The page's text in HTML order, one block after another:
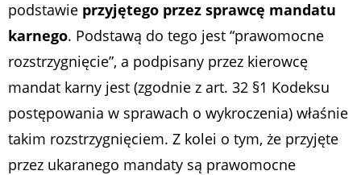
podstawie przyjętego przez sprawcę mandatu
karnego. Podstawą do tego jest “prawomocne
rozstrzygnięcie”, a podpisany przez kierowcę
mandat karny jest (zgodnie z art. 32 §1 Kodeksu
postępowania w sprawach o wykroczenia) właśnie
takim rozstrzygnięciem. Z kolei o tym, że przyjęte
przez ukaranego mandaty są prawomocne